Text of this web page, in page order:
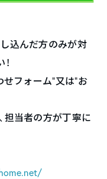
込んだ方のみが対
フォーム”又は”お
担当者の方が丁寧に